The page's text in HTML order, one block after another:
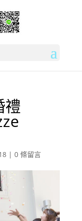
禮
| 0 條留言